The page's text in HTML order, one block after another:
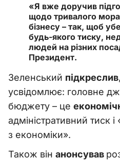
«Я вже доручив
щодо тривалого
бізнесу – так, щоб
будь-якого тиску,
людей на різних
Президент.
Зеленський підкреслив
усвідомлює: головне
бюджету – це
адміністративний тиск
з економіки».
Також він анонсував